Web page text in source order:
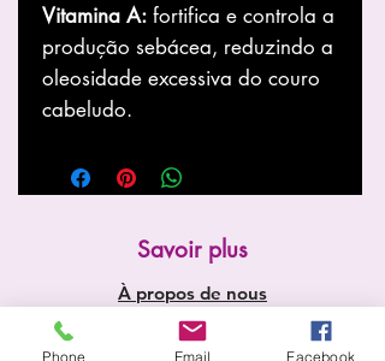
Vitamina A: fortifica e controla a
produção sebácea, reduzindo a
oleosidade excessiva do couro
cabeludo.
Savoir plus
À propos de nous
Boutique
Nouvelles
Phone Email Facebook